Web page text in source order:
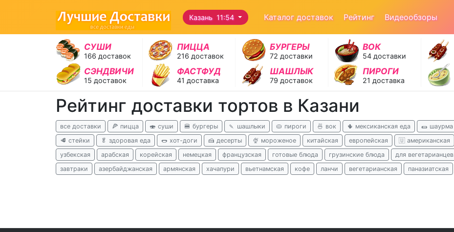
Казань 11:54 Каталог доставок Рейтинг Видеообзоры
СУШИ
166 доставок
ПИЦЦА
216 доставок
БУРГЕРЫ
72 доставки
ВОК
54 доставки
СЭНДВИЧИ
15 доставок
ФАСТФУД
41 доставка
ШАШЛЫК
79 доставок
ПИРОГИ
21 доставка
Рейтинг доставки тортов в Казани
все доставки 🍕 пицца 🍣 суши 🍔 бургеры 🍡 шашлыки 🥧 пироги 🍜 вок 🌵 мексиканская еда 🌯 шаурма
🥩 стейки
🥬 здоровая еда 🌭 хот-доги 🍰 десерты 🍨 мороженое китайская европейская 🇺 американская
узбекская
арабская корейская немецкая французская готовые блюда грузинские блюда для вегетарианцев
завтраки
азербайджанская армянская хачапури вьетнамская кофе ланчи вегетарианская паназиатская